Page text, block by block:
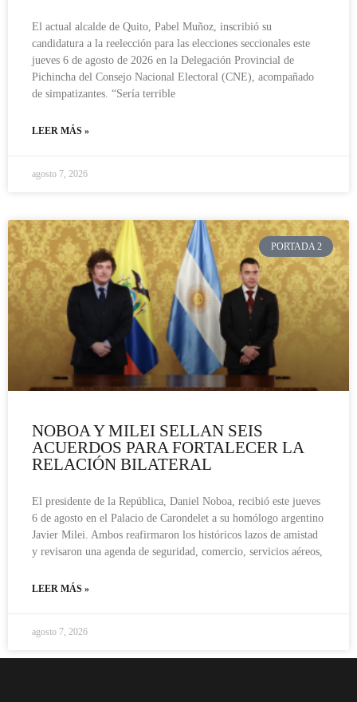
El actual alcalde de Quito, Pabel Muñoz, inscribió su
candidatura a la reelección para las elecciones seccionales este
jueves 6 de agosto de 2026 en la Delegación Provincial de
Pichincha del Consejo Nacional Electoral (CNE), acompañado
de simpatizantes. “Sería terrible
LEER MÁS »
agosto 7, 2026
PORTADA 2
NOBOA Y MILEI SELLAN SEIS
ACUERDOS PARA FORTALECER LA
RELACIÓN BILATERAL
El presidente de la República, Daniel Noboa, recibió este jueves
6 de agosto en el Palacio de Carondelet a su homólogo argentino
Javier Milei. Ambos reafirmaron los históricos lazos de amistad
y revisaron una agenda de seguridad, comercio, servicios aéreos,
LEER MÁS »
agosto 7, 2026